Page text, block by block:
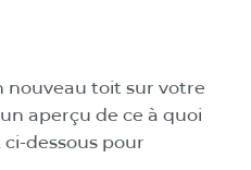
toit
nouveau toit sur votre
aperçu de ce à quoi
dessous pour